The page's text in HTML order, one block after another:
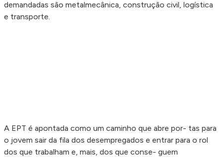
demandadas são metalmecânica, construção civil, logística
e transporte.
A EPT é apontada como um caminho que abre por- tas para
o jovem sair da fila dos desempregados e entrar para o rol
dos que trabalham e, mais, dos que conse- guem